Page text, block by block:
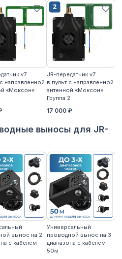
v7
направленной
«Моксон».
JR-передатчик v7
в пульт с направленной
антенной «Моксон».
Группа 2
17 000 ₽
выносы для JR-
вынос на 2
с кабелем
Универсальный
проводной вынос на 3
диапазона с кабелем
50м